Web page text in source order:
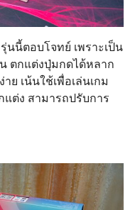
นี้ตอบโจทย์ เพราะเป็น
ตกแต่งปุ่มกดได้หลาก
ย เน้นใช้เพื่อเล่นเกม
ต่ง สามารถปรับการ